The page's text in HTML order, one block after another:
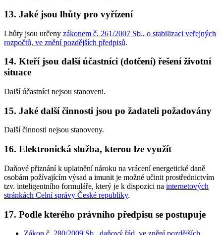
13. Jaké jsou lhůty pro vyřízení
Lhůty jsou určeny zákonem č. 261/2007 Sb., o stabilizaci veřejných
rozpočtů, ve znění pozdějších předpisů.
14. Kteří jsou další účastníci (dotčení) řešení životní
situace
Další účastníci nejsou stanoveni.
15. Jaké další činnosti jsou po žadateli požadovány
Další činnosti nejsou stanoveny.
16. Elektronická služba, kterou lze využít
Daňové přiznání k uplatnění nároku na vrácení energetické daně
osobám požívajícím výsad a imunit je možné učinit prostřednictvím
tzv. inteligentního formuláře, který je k dispozici na internetových
stránkách Celní správy České republiky.
17. Podle kterého právního předpisu se postupuje